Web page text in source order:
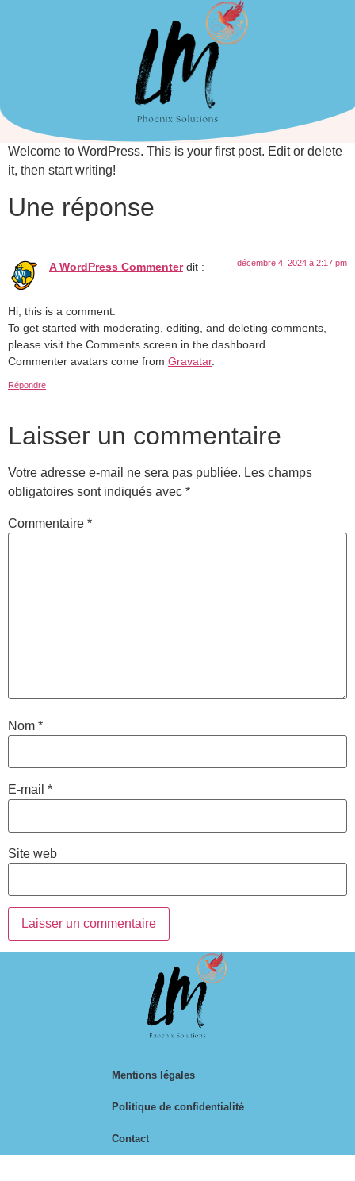
Welcome to WordPress. This is your first post. Edit or delete
it, then start writing!
Une réponse
A WordPress Commenter dit : décembre 4, 2024 à 2:17 pm
Hi, this is a comment.
To get started with moderating, editing, and deleting comments,
please visit the Comments screen in the dashboard.
Commenter avatars come from Gravatar.
Répondre
Laisser un commentaire
Votre adresse e-mail ne sera pas publiée. Les champs
obligatoires sont indiqués avec *
Commentaire *
Nom *
E-mail *
Site web
Mentions légales
Politique de confidentialité
Contact